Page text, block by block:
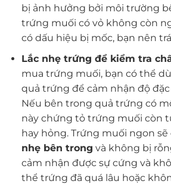
bị ảnh hưởng bởi môi trường
trứng muối có vỏ không còn
có dấu hiệu bị mốc, bạn nên
Lắc nhẹ trứng để kiểm tra
mua trứng muối, bạn có thể
quả trứng để cảm nhận độ
Nếu bên trong quả trứng có
này chứng tỏ trứng muối còn
hay hỏng. Trứng muối ngon sẽ
nhẹ bên trong và không bị
cảm nhận được sự cứng và
thể trứng đã quá lâu hoặc